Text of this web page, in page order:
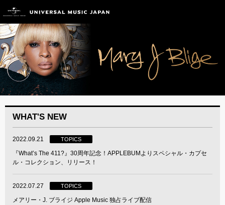
WHAT'S NEW
2022.09.21 TOPICS
『What’s The 411?』30周年記念！APPLEBUMよりスペシャル・カプセ
ル・コレクション、リリース！
2022.07.27 TOPICS
メアリー・J. ブライジ Apple Music 独占ライブ配信